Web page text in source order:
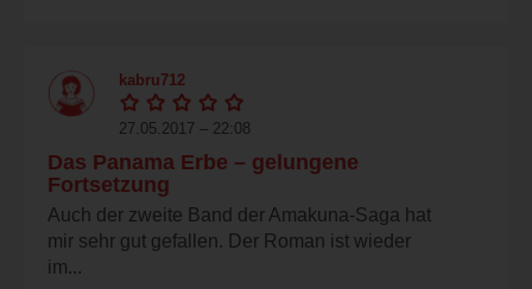
kabru712
27.05.2017 – 22:08
Das Panama Erbe – gelungene
Fortsetzung
Auch der zweite Band der Amakuna-Saga hat
mir sehr gut gefallen. Der Roman ist wieder
im...